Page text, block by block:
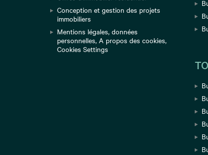
Conception et gestion des projets
immobiliers
Mentions légales, données
personnelles, A propos des cookies,
Cookies Settings